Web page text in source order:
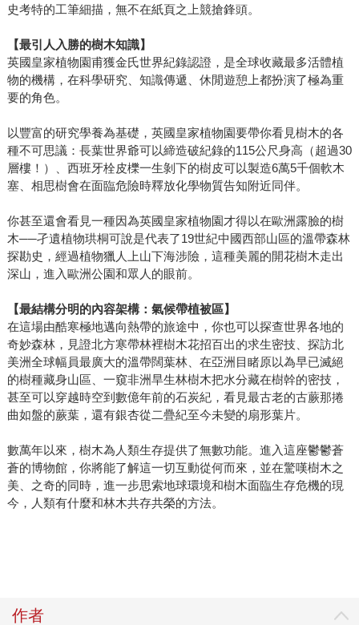
史考特的工筆細描，無不在紙頁之上競搶鋒頭。
【最引人入勝的樹木知識】
英國皇家植物園甫獲金氏世界紀錄認證，是全球收藏最多活體植
物的機構，在科學研究、知識傳遞、休閒遊憩上都扮演了極為重
要的角色。
以豐富的研究學養為基礎，英國皇家植物園要帶你看見樹木的各
種不可思議：長葉世界爺可以締造破紀錄的115公尺身高（超過30
層樓！）、西班牙栓皮櫟一生剝下的樹皮可以製造6萬5千個軟木
塞、相思樹會在面臨危險時釋放化學物質告知附近同伴。
你甚至還會看見一種因為英國皇家植物園才得以在歐洲露臉的樹
木──孑遺植物珙桐可說是代表了19世紀中國西部山區的溫帶森林
探勘史，經過植物獵人上山下海涉險，這種美麗的開花樹木走出
深山，進入歐洲公園和眾人的眼前。
【最結構分明的內容架構：氣候帶植被區】
在這場由酷寒極地邁向熱帶的旅途中，你也可以探查世界各地的
奇妙森林，見證北方寒帶林裡樹木花招百出的求生密技、探訪北
美洲全球幅員最廣大的溫帶闊葉林、在亞洲目睹原以為早已滅絕
的樹種藏身山區、一窺非洲旱生林樹木把水分藏在樹幹的密技，
甚至可以穿越時空到數億年前的石炭紀，看見最古老的古蕨那捲
曲如盤的蕨葉，還有銀杏從二疊紀至今未變的扇形葉片。
數萬年以來，樹木為人類生存提供了無數功能。進入這座鬱鬱蒼
蒼的博物館，你將能了解這一切互動從何而來，並在驚嘆樹木之
美、之奇的同時，進一步思索地球環境和樹木面臨生存危機的現
今，人類有什麼和林木共存共榮的方法。
作者